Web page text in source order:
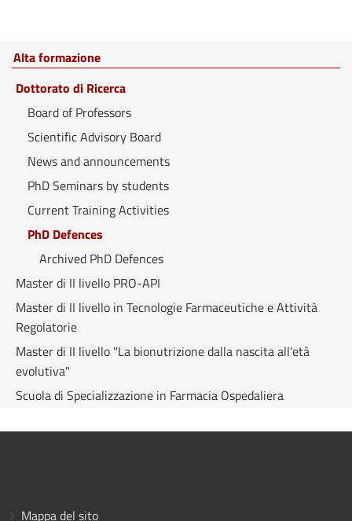
Alta formazione
Dottorato di Ricerca
Board of Professors
Scientific Advisory Board
News and announcements
PhD Seminars by students
Current Training Activities
PhD Defences
Archived PhD Defences
Master di II livello PRO-API
Master di II livello in Tecnologie Farmaceutiche e Attività
Regolatorie
Master di II livello "La bionutrizione dalla nascita all’età
evolutiva"
Scuola di Specializzazione in Farmacia Ospedaliera
Mappa del sito